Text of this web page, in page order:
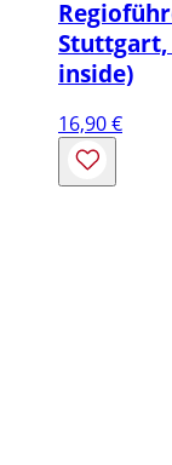
Stuttgart,
inside)
16,90€